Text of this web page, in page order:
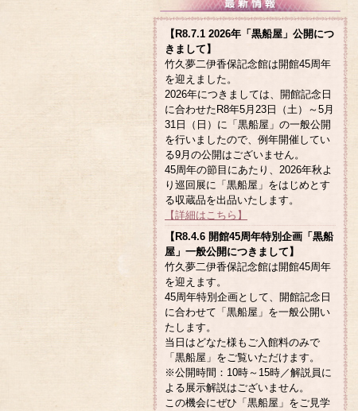
【R8.7.1 2026年「黒船屋」公開につ
きまして】
竹久夢二伊香保記念館は開館45周年
を迎えました。
2026年につきましては、開館記念日
に合わせたR8年5月23日（土）～5月
31日（日）に「黒船屋」の一般公開
を行いましたので、例年開催してい
る9月の公開はございません。
45周年の節目にあたり、2026年秋よ
り巡回展に「黒船屋」をはじめとす
る収蔵品を出品いたします。
【詳細はこちら】
【R8.4.6 開館45周年特別企画「黒船
屋」一般公開につきまして】
竹久夢二伊香保記念館は開館45周年
を迎えます。
45周年特別企画として、開館記念日
に合わせて「黒船屋」を一般公開い
たします。
当日はどなた様もご入館料のみで
「黒船屋」をご覧いただけます。
※公開時間：10時～15時／解説員に
よる展示解説はございません。
この機会にぜひ「黒船屋」をご見学